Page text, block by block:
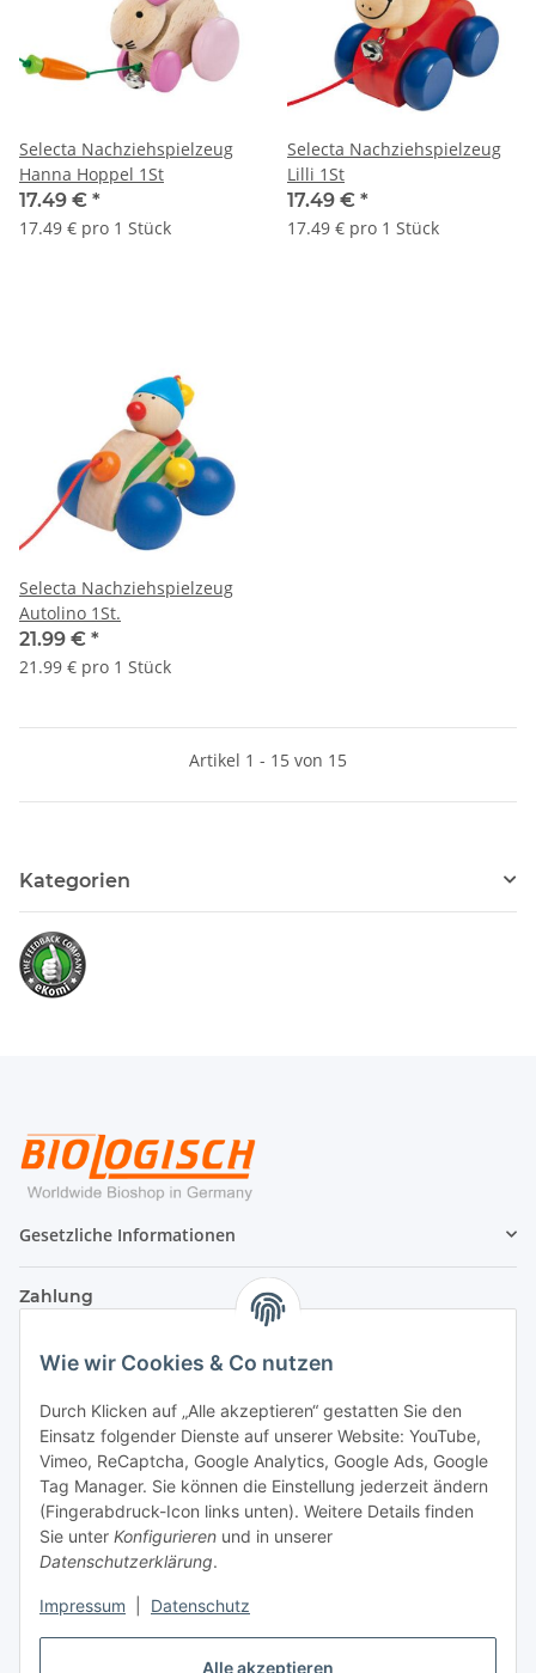
Alle akzeptieren
Wie wir Cookies & Co nutzen
Durch Klicken auf „Alle akzeptieren“ gestatten Sie den
Einsatz folgender Dienste auf unserer Website: YouTube,
Vimeo, ReCaptcha, Google Analytics, Google Ads, Google
Tag Manager. Sie können die Einstellung jederzeit ändern
(Fingerabdruck-Icon links unten). Weitere Details finden
Sie unter Konfigurieren und in unserer
Datenschutzerklärung.
Impressum Datenschutz
Selecta Nachziehspielzeug
Hanna Hoppel 1St
17.49 € *
17.49 € pro 1 Stück
Selecta Nachziehspielzeug
Lilli 1St
17.49 € *
17.49 € pro 1 Stück
Selecta Nachziehspielzeug
Autolino 1St.
21.99 € *
21.99 € pro 1 Stück
Artikel 1 - 15 von 15
Kategorien
Gesetzliche Informationen
Zahlung
Versand